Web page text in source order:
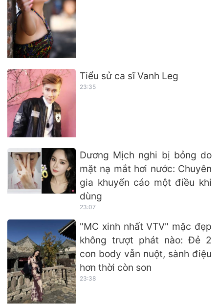
Tiểu sử ca sĩ Vanh Leg
23:35
Dương Mịch nghi bị bỏng do
mặt nạ mắt hơi nước: Chuyên
gia khuyến cáo một điều khi
dùng
23:07
"MC xinh nhất VTV" mặc đẹp
không trượt phát nào: Đẻ 2
con body vẫn nuột, sành điệu
hơn thời còn son
23:38